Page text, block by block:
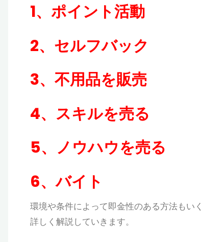
1、ポイント活動
2、セルフバック
3、不用品を販売
4、スキルを売る
5、ノウハウを売る
6、バイト
環境や条件によって即金性のある方法もい
詳しく解説していきます。